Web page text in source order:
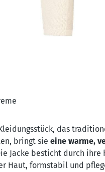
das
bringt sie eine warme,
Jacke besticht durch ihre
Haut, formstabil und